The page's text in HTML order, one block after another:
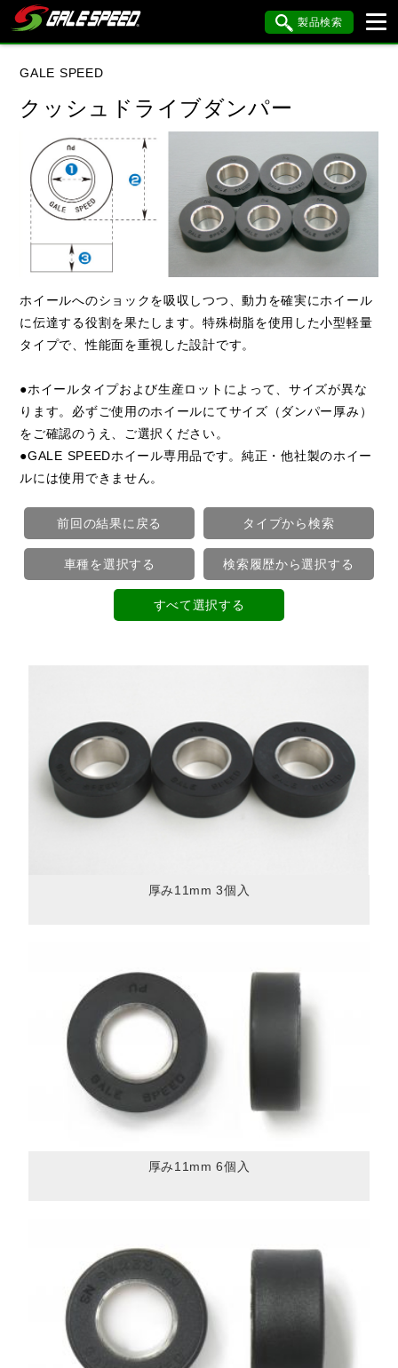
製品検索
YAMAHA KAWASAKI
閉じる
GALE SPEED
クッシュドライブダンパー
ホイールへのショックを吸収しつつ、動力を確実にホイール
に伝達する役割を果たします。特殊樹脂を使用した小型軽量
タイプで、性能面を重視した設計です。
●ホイールタイプおよび生産ロットによって、サイズが異な
ります。必ずご使用のホイールにてサイズ（ダンパー厚み）
をご確認のうえ、ご選択ください。
●GALE SPEEDホイール専用品です。純正・他社製のホイー
ルには使用できません。
前回の結果に戻る タイプから検索
車種を選択する 検索履歴から選択する
すべて選択する
厚み11mm 3個入
厚み11mm 6個入